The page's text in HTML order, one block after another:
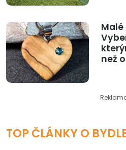
Malé
než
TOP ČLÁNKY O